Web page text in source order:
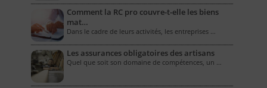
Comment la RC pro couvre-t-elle les biens
mat…
Dans le cadre de leurs activités, les entreprises …
Les assurances obligatoires des artisans
Quel que soit son domaine de compétences, un …